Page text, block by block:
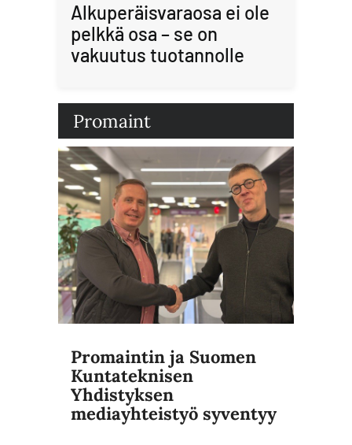
Alkuperäisvaraosa ei ole
pelkkä osa – se on
vakuutus tuotannolle
Promaint
Promaintin ja Suomen
Kuntateknisen
Yhdistyksen
mediayhteistyö syventyy